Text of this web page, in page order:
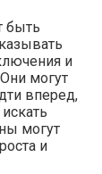
быть
и
могут
вперед,
могут
и